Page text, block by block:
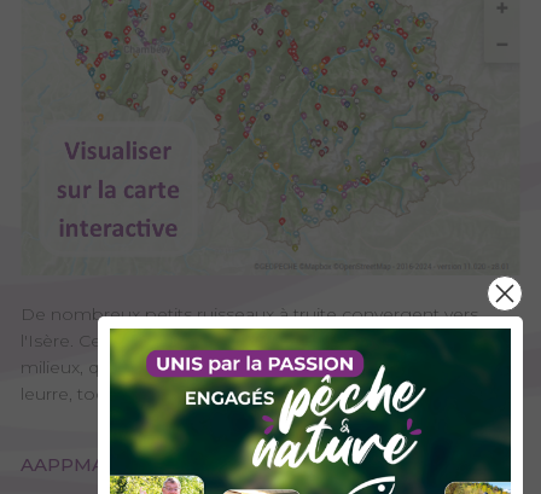
De nombreux petits ruisseaux à truite convergent vers
l'Isère. Ceux-ci recèlent une diversité d'espèces et de
milieux, qui se prête ainsi à tous types de pêche : mouche,
leurre, toc… Plaisir assuré !
AAPPMA GESTIONNAIRE